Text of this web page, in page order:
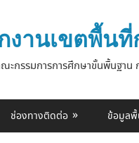
งานเขตพื้นที่
ะกรรมการการศึกษาขั้นพื้นฐาน
ช่องทางติดต่อ ข้อมูล